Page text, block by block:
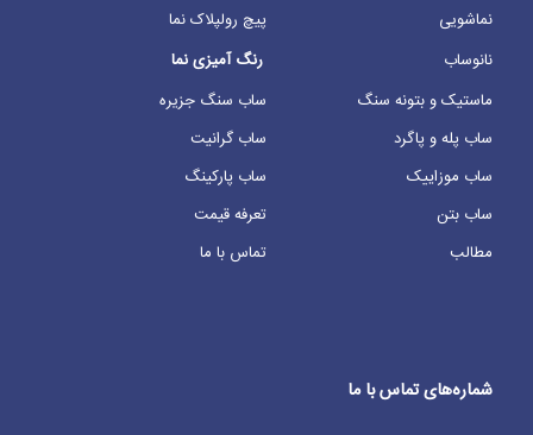
نماشویی
پیچ رولپلاک نما
نانوساب
رنگ آمیزی نما
ماستیک و بتونه سنگ
ساب سنگ جزیره
ساب پله و پاگرد
ساب گرانیت
ساب موزاییک
ساب پارکینگ
ساب بتن
تعرفه قیمت
مطالب
تماس با ما
شماره‌های تماس با ما